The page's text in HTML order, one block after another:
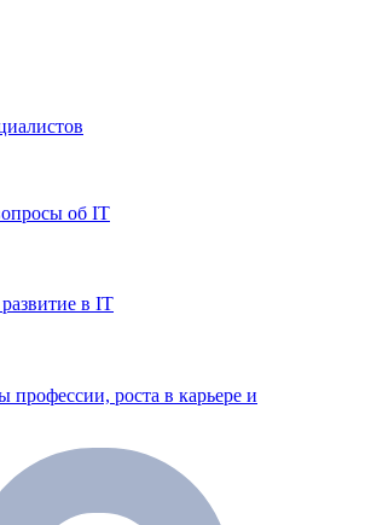
об IT
в IT
профессии, роста в карьере и